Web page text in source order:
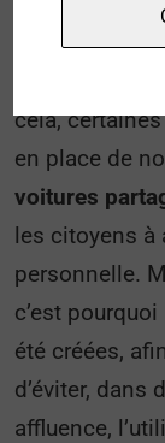
La logique
cela,
en place de
voitures
les citoyens à
personnelle.
c’est pourquoi
été créées,
d’éviter, dans
affluence,